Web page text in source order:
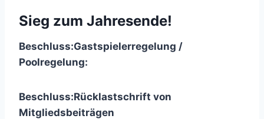
Sieg zum Jahresende!
Beschluss:Gastspielerregelung /
Poolregelung:
Beschluss:Rücklastschrift von
Mitgliedsbeiträgen